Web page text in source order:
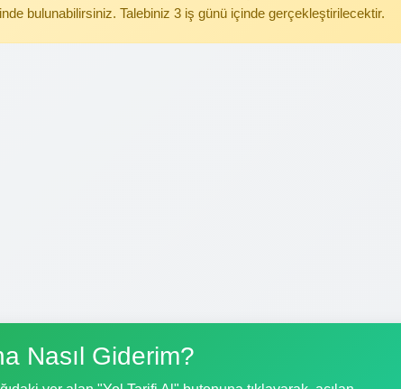
bulunabilirsiniz. Talebiniz 3 iş günü içinde gerçekleştirilecektir.
Nasıl Giderim?